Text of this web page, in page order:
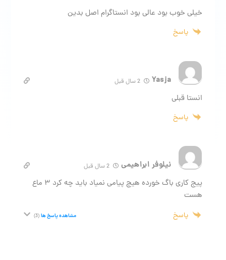
خیلی خوب بود عالی بود انستاگرام اصل بدین
پاسخ
Yasja
انستا قبلی
پاسخ
نیلوفر ابراهیمی
پیج کاری باگ خورده هیچ پیامی نمیاد باید چه کرد ۳ ماع
هست
پاسخ مشاهده پاسخ ها(3)